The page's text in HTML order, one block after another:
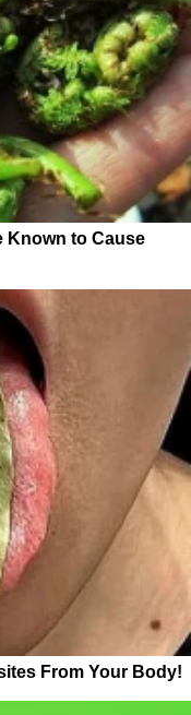
Known to Cause
From Your Body!